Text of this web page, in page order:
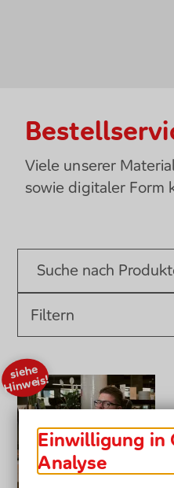
Viele unserer
sowie digitaler Form
Suche nach Produkten
Filtern
siehe
Hin
weis!
Einwilligung in
Analyse